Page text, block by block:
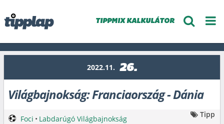
TIPPMIX KALKULÁTOR
2022.11. 26.
Világbajnokság: Franciaország - Dánia
Foci • Labdarúgó Világbajnokság Tipp